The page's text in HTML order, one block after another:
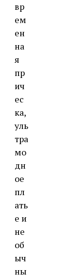
вр
ем
ен
на
я
пр
ич
ес
ка,
уль
тра
мо
дн
ое
пл
ать
е и
не
об
ыч
ны